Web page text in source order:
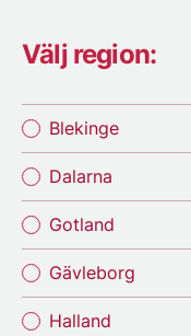
Välj region:
Blekinge
Dalarna
Gotland
Gävleborg
Halland